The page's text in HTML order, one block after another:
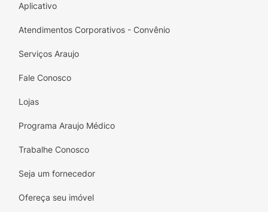
Aplicativo
Atendimentos Corporativos - Convênio
Serviços Araujo
Fale Conosco
Lojas
Programa Araujo Médico
Trabalhe Conosco
Seja um fornecedor
Ofereça seu imóvel